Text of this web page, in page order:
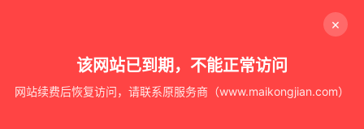
×
该网站已到期，不能正常访问
网站续费后恢复访问，请联系原服务商（www.maikongjian.com）